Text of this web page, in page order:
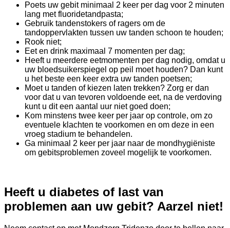
Poets uw gebit minimaal 2 keer per dag voor 2 minuten
lang met fluoridetandpasta;
Gebruik tandenstokers of ragers om de
tandoppervlakten tussen uw tanden schoon te houden;
Rook niet;
Eet en drink maximaal 7 momenten per dag;
Heeft u meerdere eetmomenten per dag nodig, omdat u
uw bloedsuikerspiegel op peil moet houden? Dan kunt
u het beste een keer extra uw tanden poetsen;
Moet u tanden of kiezen laten trekken? Zorg er dan
voor dat u van tevoren voldoende eet, na de verdoving
kunt u dit een aantal uur niet goed doen;
Kom minstens twee keer per jaar op controle, om zo
eventuele klachten te voorkomen en om deze in een
vroeg stadium te behandelen.
Ga minimaal 2 keer per jaar naar de mondhygiëniste
om gebitsproblemen zoveel mogelijk te voorkomen.
Heeft u diabetes of last van
problemen aan uw gebit? Aarzel niet!